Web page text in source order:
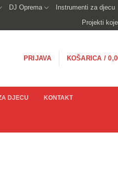
DJ Oprema Instrumenti za djecu
Projekti
PRIJAVA KOŠARICA /
DJECU KONTAKT